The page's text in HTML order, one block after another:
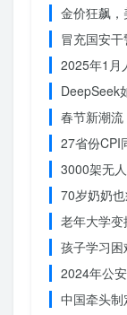
金价狂飙，
冒充国安
2025年1月
DeepSeek
春节新潮流
27省份CPI
3000架无
70岁奶奶
老年大学
孩子学习困
2024年公
中国牵头制